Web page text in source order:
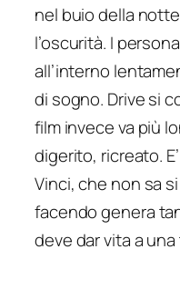
nel buio della
l’oscurità. I
all’interno
di sogno. Drive si
film invece va più
digerito, ricreato.
Vinci, che non sa
facendo genera
deve dar vita a